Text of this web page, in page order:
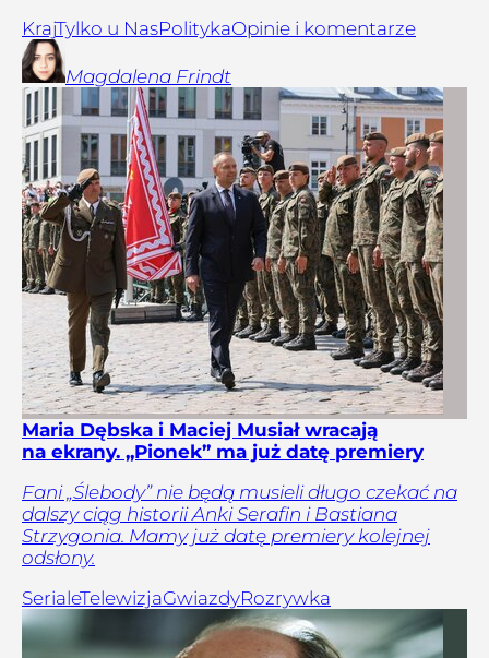
KrajTylko u NasPolitykaOpinie i komentarze
Magdalena Frindt
Maria Dębska i Maciej Musiał wracają
na ekrany. „Pionek” ma już datę premiery
Fani „Ślebody” nie będą musieli długo czekać na
dalszy ciąg historii Anki Serafin i Bastiana
Strzygonia. Mamy już datę premiery kolejnej
odsłony.
SerialeTelewizjaGwiazdyRozrywka